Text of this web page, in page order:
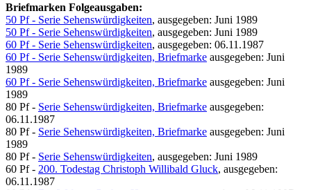
Briefmarken Folgeausgaben:
50 Pf - Serie Sehenswürdigkeiten, ausgegeben: Juni 1989
50 Pf - Serie Sehenswürdigkeiten, ausgegeben: Juni 1989
60 Pf - Serie Sehenswürdigkeiten, ausgegeben: 06.11.1987
60 Pf - Serie Sehenswürdigkeiten, Briefmarke ausgegeben: Juni
1989
60 Pf - Serie Sehenswürdigkeiten, Briefmarke ausgegeben: Juni
1989
80 Pf - Serie Sehenswürdigkeiten, Briefmarke ausgegeben:
06.11.1987
80 Pf - Serie Sehenswürdigkeiten, Briefmarke ausgegeben: Juni
1989
80 Pf - Serie Sehenswürdigkeiten, ausgegeben: Juni 1989
60 Pf - 200. Todestag Christoph Willibald Gluck, ausgegeben:
06.11.1987